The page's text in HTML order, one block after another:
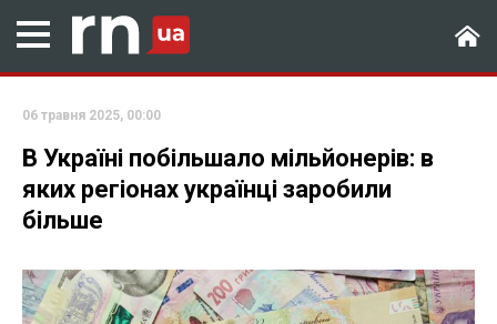
06 травня 2025, 00:00
В Україні побільшало мільйонерів: в
яких регіонах українці заробили
більше